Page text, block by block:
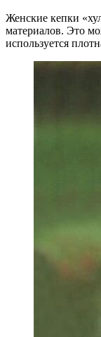
Женские кепки
материалов. Это
используется